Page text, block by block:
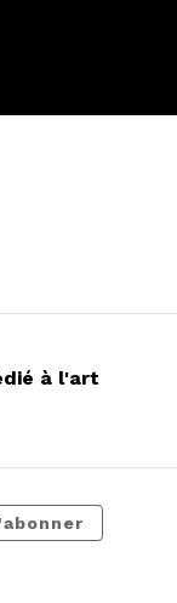
à l'art